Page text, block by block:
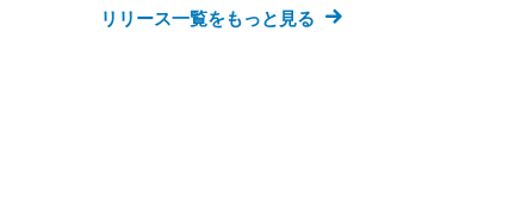
リリース一覧をもっと見る